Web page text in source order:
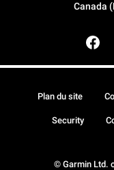
Canada
© Garmin Ltd.
Plan du site
Security